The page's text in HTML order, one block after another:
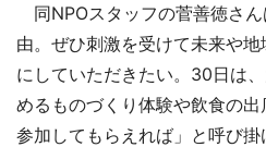
同NPOスタッフの菅善徳さ
由。ぜひ刺激を受けて未来や
にしていただきたい。30日は
めるものづくり体験や飲食の
参加してもらえれば」と呼び掛